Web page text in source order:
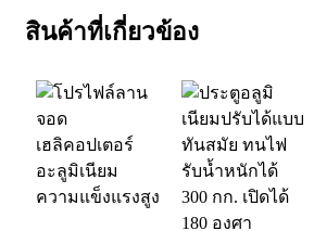
สินค้าที่เกี่ยวข้อง